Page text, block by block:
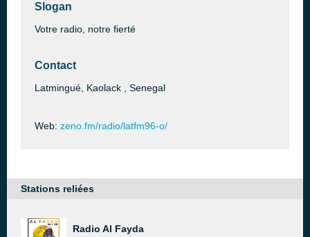
Slogan
Votre radio, notre fierté
Contact
Latmingué, Kaolack , Senegal
Web: zeno.fm/radio/latfm96-o/
Stations reliées
Radio Al Fayda